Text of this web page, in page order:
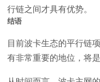
行链之间才具有优势。
结语
目前波卡生态的平行链
有非常重要的地位，将